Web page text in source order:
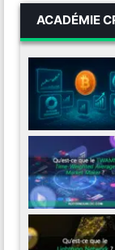
ACADÉMIE